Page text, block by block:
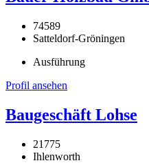
74589
Satteldorf-Gröningen
Ausführung
Profil ansehen
Baugeschäft Lohse
21775
Ihlenworth